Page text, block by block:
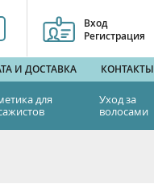
Вход
Регистрация
И ДОСТАВКА КОНТАКТЫ
для
Уход за
волосами